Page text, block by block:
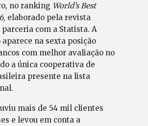
no ranking World’s Best
, elaborado pela revista
parceria com a Statista. A
na sexta posição
com melhor avaliação no
a única cooperativa de
presente na lista
mais de 54 mil clientes
e levou em conta a